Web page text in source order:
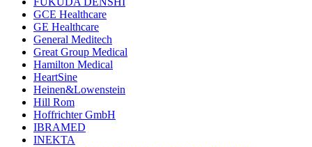
GCE Healthcare
GE Healthcare
General Meditech
Great Group Medical
Hamilton Medical
HeartSine
Heinen&Lowenstein
Hill Rom
Hoffrichter GmbH
IBRAMED
INEKTA